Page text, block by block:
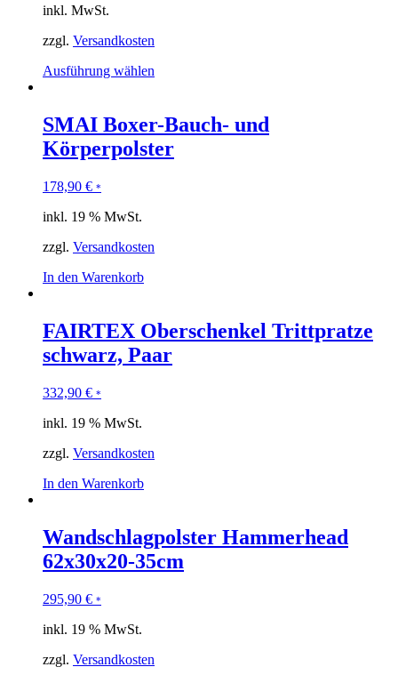
inkl. MwSt.
zzgl. Versandkosten
Ausführung wählen
SMAI Boxer-Bauch- und
Körperpolster
178,90 € *
inkl. 19 % MwSt.
zzgl. Versandkosten
In den Warenkorb
FAIRTEX Oberschenkel Trittpratze
schwarz, Paar
332,90 € *
inkl. 19 % MwSt.
zzgl. Versandkosten
In den Warenkorb
Wandschlagpolster Hammerhead
62x30x20-35cm
295,90 € *
inkl. 19 % MwSt.
zzgl. Versandkosten